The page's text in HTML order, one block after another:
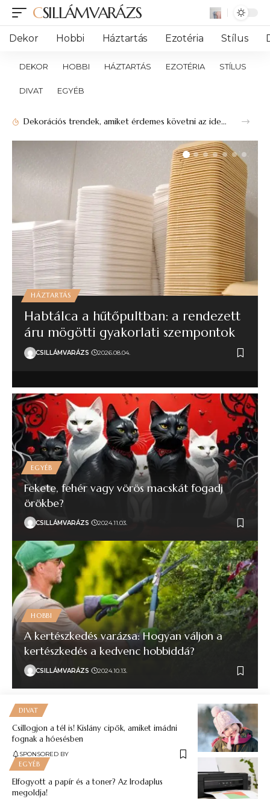
CSILLÁMVARÁZS
Dekor Hobbi Háztartás Ezotéria Stílus
DEKOR HOBBI HÁZTARTÁS EZOTÉRIA STÍLUS
DIVAT EGYÉB
Dekorációs trendek, amiket érdemes követni az idei évben
HÁZTARTÁS
Habtálca a hűtőpultban: a rendezett
áru mögötti gyakorlati szempontok
CSILLÁMVARÁZS 2026.08.04.
EGYÉB
Fekete, fehér vagy vörös macskát fogadj
örökbe?
CSILLÁMVARÁZS 2024.11.03.
HOBBI
A kertészkedés varázsa: Hogyan váljon a
kertészkedés a kedvenc hobbiddá?
CSILLÁMVARÁZS 2024.10.13.
DIVAT
Csillogjon a tél is! Kislány cipők, amiket imádni
fognak a hóesésben
SPONSORED BY
EGYÉB
Elfogyott a papír és a toner? Az Irodaplus
megoldja!